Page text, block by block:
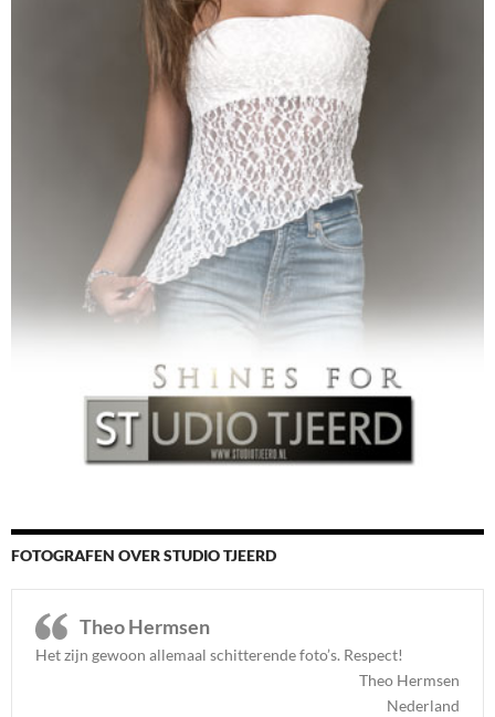
FOTOGRAFEN OVER STUDIO TJEERD
Theo Hermsen
Het zijn gewoon allemaal schitterende foto’s. Respect!
Theo Hermsen
Nederland